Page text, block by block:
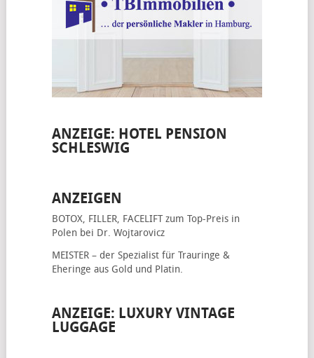
ANZEIGE: HOTEL PENSION
SCHLESWIG
ANZEIGEN
BOTOX, FILLER, FACELIFTzum Top-Preis in
Polen bei Dr. Wojtarovicz
MEISTER – der Spezialist für Trauringe &
Eheringe aus Gold und Platin.
ANZEIGE: LUXURY VINTAGE
LUGGAGE